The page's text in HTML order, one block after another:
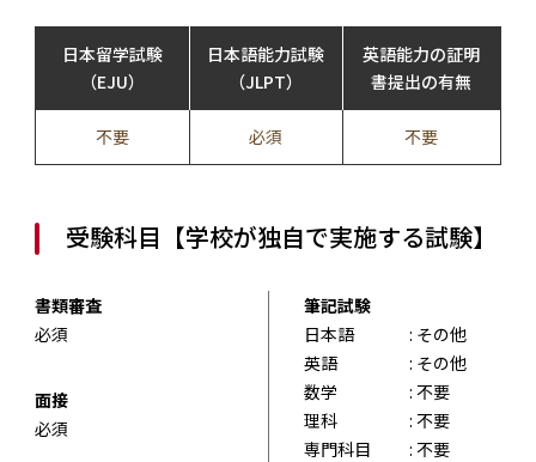
日本留学試験
（EJU）
日本語能力試験
（JLPT）
英語能力の証明
書提出の有無
不要 必須 不要
受験科目【学校が独自で実施する試験】
書類審査
必須
面接
必須
筆記試験
日本語
: その他
英語
: その他
数学
: 不要
理科
: 不要
専門科目
: 不要